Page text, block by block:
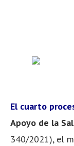
El cuarto
Apoyo de la
340/2021), el